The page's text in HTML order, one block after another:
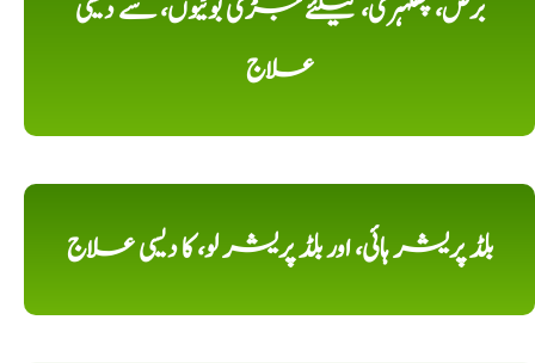
برص، پھلہری، کیلئے جڑی بوٹیوں، سے دیسی
علاج
بلڈ پریشر ہائی، اور بلڈ پریشر لو، کا دیسی علاج